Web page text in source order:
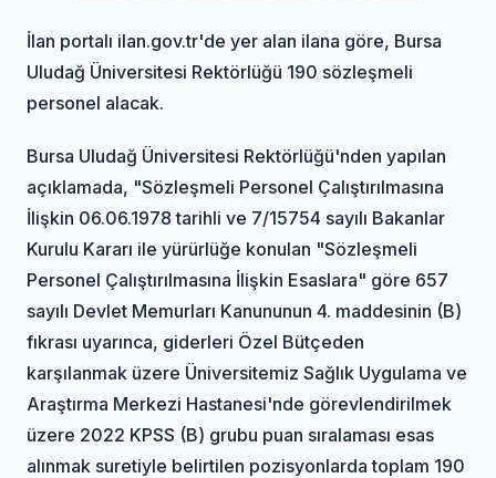
İlan portalı ilan.gov.tr'de yer alan ilana göre, Bursa
Uludağ Üniversitesi Rektörlüğü 190 sözleşmeli
personel alacak.
Bursa Uludağ Üniversitesi Rektörlüğü'nden yapılan
açıklamada, "Sözleşmeli Personel Çalıştırılmasına
İlişkin 06.06.1978 tarihli ve 7/15754 sayılı Bakanlar
Kurulu Kararı ile yürürlüğe konulan "Sözleşmeli
Personel Çalıştırılmasına İlişkin Esaslara" göre 657
sayılı Devlet Memurları Kanununun 4. maddesinin (B)
fıkrası uyarınca, giderleri Özel Bütçeden
karşılanmak üzere Üniversitemiz Sağlık Uygulama ve
Araştırma Merkezi Hastanesi'nde görevlendirilmek
üzere 2022 KPSS (B) grubu puan sıralaması esas
alınmak suretiyle belirtilen pozisyonlarda toplam 190